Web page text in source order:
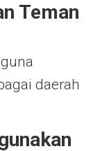
Teman
daerah